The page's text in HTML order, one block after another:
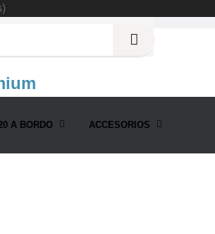
A BORDO ACCESORIOS